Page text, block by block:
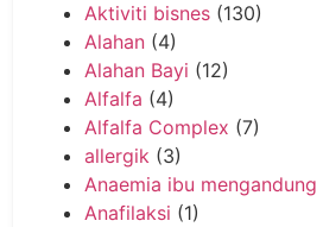
Aktiviti bisnes (130)
Alahan (4)
Alahan Bayi (12)
Alfalfa (4)
Alfalfa Complex (7)
allergik (3)
Anaemia ibu mengandung
Anafilaksi (1)